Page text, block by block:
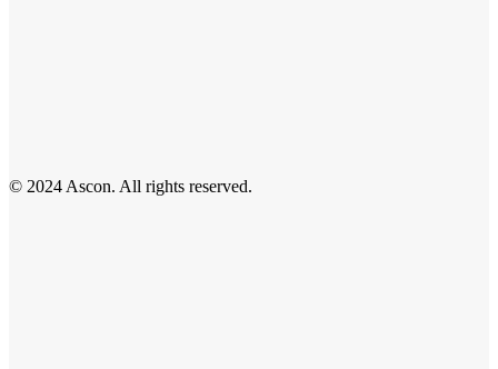
© 2024 Ascon. All rights reserved.